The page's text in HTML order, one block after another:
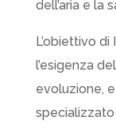
dell’aria e la
L’obiettivo
l’esigenza
evoluzione,